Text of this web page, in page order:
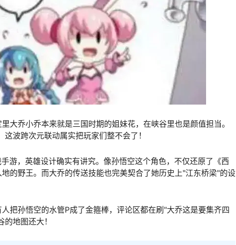
大乔小乔本来就是三国时期的姐妹花，在峡谷里也是颜值担当。
波跨次元联动属实把玩家们整不会了！
游，英雄设计确实有讲究。像孙悟空这个角色，不仅还原了《西
的野王。而大乔的传送技能也完美契合了她历史上"江东桥梁"的设
把孙悟空的水管P成了金箍棒，评论区都在刷"大乔这是要集齐四
地图还大！